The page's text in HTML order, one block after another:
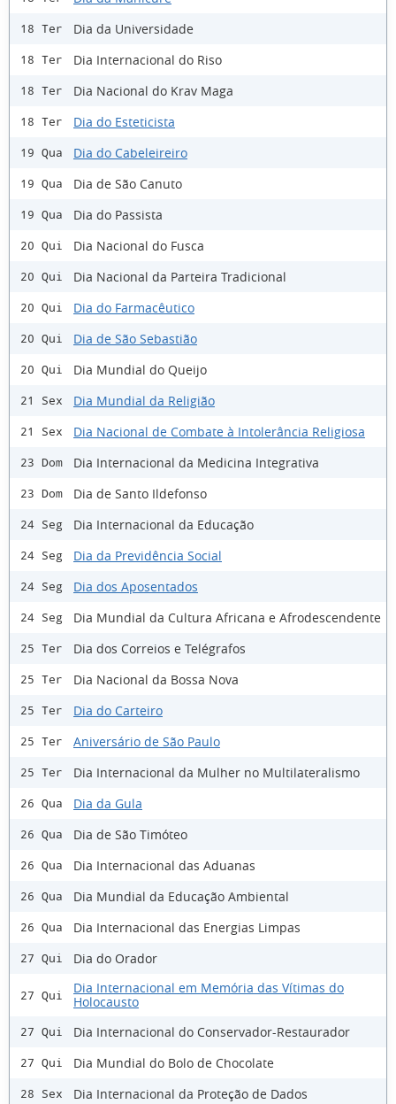
18 Ter Dia da Universidade
18 Ter Dia Internacional do Riso
18 Ter Dia Nacional do Krav Maga
18 Ter Dia do Esteticista
19 Qua Dia do Cabeleireiro
19 Qua Dia de São Canuto
19 Qua Dia do Passista
20 Qui Dia Nacional do Fusca
20 Qui Dia Nacional da Parteira Tradicional
20 Qui Dia do Farmacêutico
20 Qui Dia de São Sebastião
20 Qui Dia Mundial do Queijo
21 Sex Dia Mundial da Religião
21 Sex Dia Nacional de Combate à Intolerância Religiosa
23 Dom Dia Internacional da Medicina Integrativa
23 Dom Dia de Santo Ildefonso
24 Seg Dia Internacional da Educação
24 Seg Dia da Previdência Social
24 Seg Dia dos Aposentados
24 Seg Dia Mundial da Cultura Africana e Afrodescendente
25 Ter Dia dos Correios e Telégrafos
25 Ter Dia Nacional da Bossa Nova
25 Ter Dia do Carteiro
25 Ter Aniversário de São Paulo
25 Ter Dia Internacional da Mulher no Multilateralismo
26 Qua Dia da Gula
26 Qua Dia de São Timóteo
26 Qua Dia Internacional das Aduanas
26 Qua Dia Mundial da Educação Ambiental
26 Qua Dia Internacional das Energias Limpas
27 Qui Dia do Orador
27 Qui
Dia Internacional em Memória das Vítimas do
Holocausto
27 Qui Dia Internacional do Conservador-Restaurador
27 Qui Dia Mundial do Bolo de Chocolate
28 Sex Dia Internacional da Proteção de Dados